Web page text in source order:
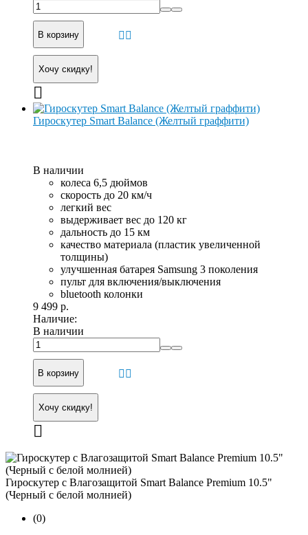
В корзину
Хочу скидку!
Гироскутер Smart Balance (Желтый граффити)
В наличии
колеса 6,5 дюймов
скорость до 20 км/ч
легкий вес
выдерживает вес до 120 кг
дальность до 15 км
качество материала (пластик увеличенной
толщины)
улучшенная батарея Samsung 3 поколения
пульт для включения/выключения
bluetooth колонки
9 499 р.
Наличие:
В наличии
В корзину
Хочу скидку!
Гироскутер с Влагозащитой Smart Balance Premium 10.5"
(Черный с белой молнией)
(0)